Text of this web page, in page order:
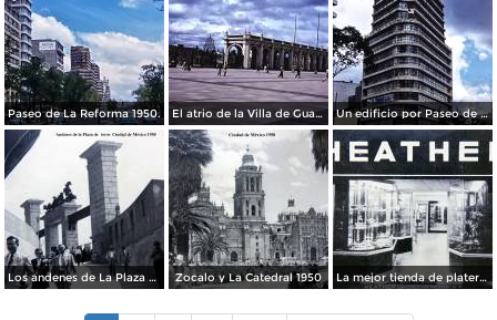
Paseo de La Reforma 1950. El atrio de la Villa de Guadalupe 1950. Un edificio por Paseo de La Reforma 1950
Los andenes de La Plaza de toros Ciudad de México 1950 Zocalo y La Catedral 1950 La mejor tienda de plateria.